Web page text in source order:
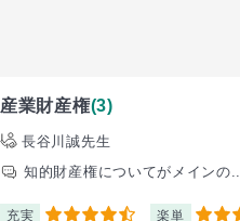
産業財産権(3)
長谷川誠先生
知的財産権についてがメインの...
充実 4.5 楽単 4.5